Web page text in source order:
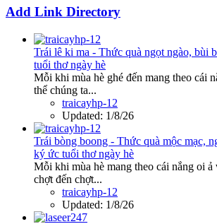
Add Link Directory
Trái lê ki ma - Thức quà ngọt ngào, bùi
tuổi thơ ngày hè
Mỗi khi mùa hè ghé đến mang theo cái
thể chúng ta...
traicayhp-12
Updated: 1/8/26
Trái bòng boong - Thức quà mộc mạc,
ký ức tuổi thơ ngày hè
Mỗi khi mùa hè mang theo cái nắng oi ả
chợt đến chợt...
traicayhp-12
Updated: 1/8/26